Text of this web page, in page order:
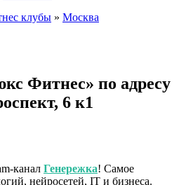
клубы » Москва
Фитнес» по адресу
6 к1
канал Генережка! Самое
нейросетей, IT и бизнеса.